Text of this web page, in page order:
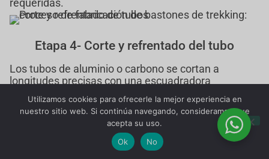
requeridas.
Etapa 4- Corte y refrentado del tubo
Los tubos de aluminio o carbono se cortan a
longitudes precisas con una escuadradora
uniformes y extremos lisos.
Paso 5 - Torneado de precisión
Utilizamos cookies para ofrecerle la mejor experiencia en
nuestro sitio web. Si continúa navegando, consideramos que
acepta su uso.
Ok
No